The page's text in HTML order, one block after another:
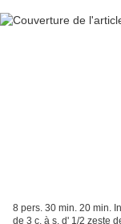
8 pers. 30 min. 20 min.
de 3 c. à s. d' 1/2 zeste